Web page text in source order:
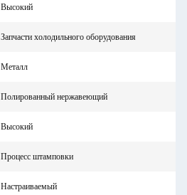
Высокий
Запчасти холодильного оборудования
Металл
Полированный нержавеющий
Высокий
Процесс штамповки
Настраиваемый